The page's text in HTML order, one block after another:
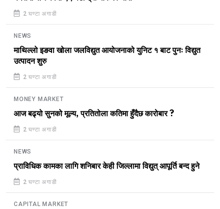
2 घण्टा अगाडी
NEWS
माथिल्लो इङवा खोला जलविद्युत आयोजनाको युनिट १ बाट पुनः विद्युत
उत्पादन शुरु
2 घण्टा अगाडी
MONEY MARKET
आज बढ्यो सुनको मूल्य, प्रतितोला कतिमा हुँदैछ कारोबार ?
2 घण्टा अगाडी
NEWS
प्राविधिक कामका लागि शनिबार केही जिल्लामा विद्युत् आपूर्ति बन्द हुने
2 घण्टा अगाडी
CAPITAL MARKET